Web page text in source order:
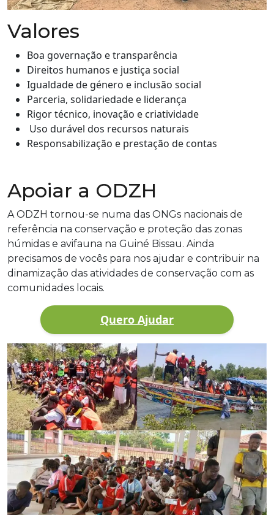
Valores
Boa governação e transparência
Direitos humanos e justiça social
Igualdade de género e inclusão social
Parceria, solidariedade e liderança
Rigor técnico, inovação e criatividade
Uso durável dos recursos naturais
Responsabilização e prestação de contas
Apoiar a ODZH
A ODZH tornou-se numa das ONGs nacionais de
referência na conservação e proteção das zonas
húmidas e avifauna na Guiné Bissau. Ainda
precisamos de vocês para nos ajudar e contribuir na
dinamização das atividades de conservação com as
comunidades locais.
Quero Ajudar